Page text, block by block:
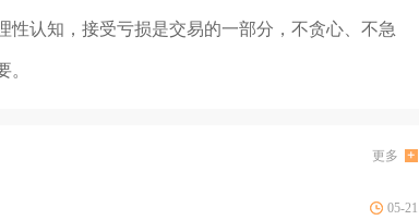
认知，接受亏损是交易的一部分，不贪心、不急
。
更多
05-21